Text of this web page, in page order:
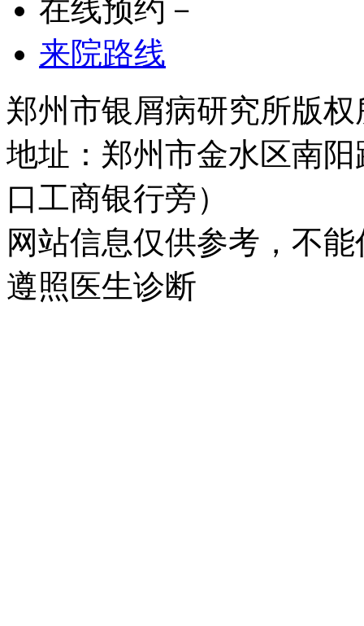
在线预约－
来院路线
郑州市银屑病研究所版权
地址：郑州市金水区南
口工商银行旁）
网站信息仅供参考，不
遵照医生诊断